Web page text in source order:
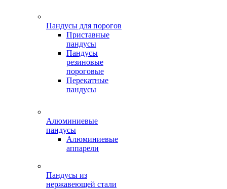
Пандусы для порогов
Приставные
пандусы
Пандусы
резиновые
пороговые
Перекатные
пандусы
Алюминиевые
пандусы
Алюминиевые
аппарели
Пандусы из
нержавеющей стали